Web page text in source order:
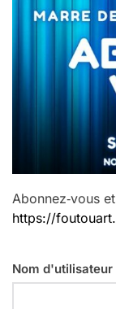
Abonnez‑vous
https://
Nom